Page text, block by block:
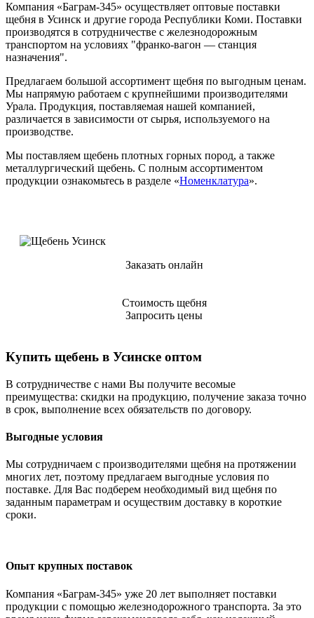
Компания «Баграм-345» осуществляет оптовые поставки
щебня в Усинск и другие города Республики Коми. Поставки
производятся в сотрудничестве с железнодорожным
транспортом на условиях "франко-вагон — станция
назначения".
Предлагаем большой ассортимент щебня по выгодным ценам.
Мы напрямую работаем с крупнейшими производителями
Урала. Продукция, поставляемая нашей компанией,
различается в зависимости от сырья, используемого на
производстве.
Мы поставляем щебень плотных горных пород, а также
металлургический щебень. С полным ассортиментом
продукции ознакомьтесь в разделе «Номенклатура».
Заказать онлайн
Стоимость щебня
Запросить цены
Купить щебень в Усинске оптом
В сотрудничестве с нами Вы получите весомые
преимущества: скидки на продукцию, получение заказа точно
в срок, выполнение всех обязательств по договору.
Выгодные условия
Мы сотрудничаем с производителями щебня на протяжении
многих лет, поэтому предлагаем выгодные условия по
поставке. Для Вас подберем необходимый вид щебня по
заданным параметрам и осуществим доставку в короткие
сроки.
Опыт крупных поставок
Компания «Баграм-345» уже 20 лет выполняет поставки
продукции с помощью железнодорожного транспорта. За это